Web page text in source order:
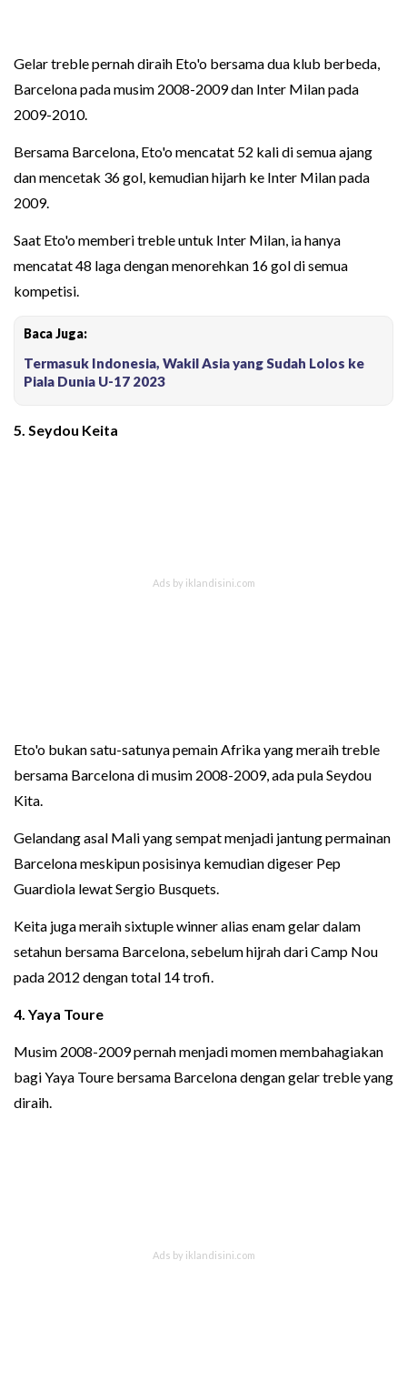
Gelar treble pernah diraih Eto'o bersama dua klub berbeda,
Barcelona pada musim 2008-2009 dan Inter Milan pada
2009-2010.
Bersama Barcelona, Eto'o mencatat 52 kali di semua ajang
dan mencetak 36 gol, kemudian hijarh ke Inter Milan pada
2009.
Saat Eto'o memberi treble untuk Inter Milan, ia hanya
mencatat 48 laga dengan menorehkan 16 gol di semua
kompetisi.
Baca Juga:
Termasuk Indonesia, Wakil Asia yang Sudah Lolos ke
Piala Dunia U-17 2023
5. Seydou Keita
Eto'o bukan satu-satunya pemain Afrika yang meraih treble
bersama Barcelona di musim 2008-2009, ada pula Seydou
Kita.
Gelandang asal Mali yang sempat menjadi jantung permainan
Barcelona meskipun posisinya kemudian digeser Pep
Guardiola lewat Sergio Busquets.
Keita juga meraih sixtuple winner alias enam gelar dalam
setahun bersama Barcelona, sebelum hijrah dari Camp Nou
pada 2012 dengan total 14 trofi.
4. Yaya Toure
Musim 2008-2009 pernah menjadi momen membahagiakan
bagi Yaya Toure bersama Barcelona dengan gelar treble yang
diraih.